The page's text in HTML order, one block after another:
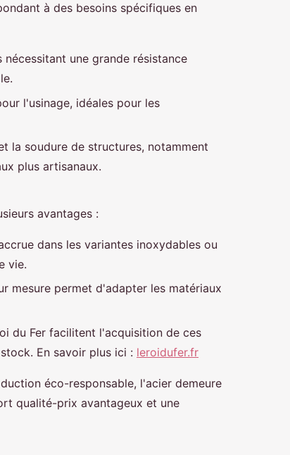
à des besoins spécifiques en
une grande résistance
l'usinage, idéales pour les
la soudure de structures, notamment
plus artisanaux.
avantages :
dans les variantes inoxydables ou
vie.
mesure permet d'adapter les matériaux
du Fer facilitent l'acquisition de ces
En savoir plus ici : leroidufer.fr
éco-responsable, l'acier demeure
qualité-prix avantageux et une